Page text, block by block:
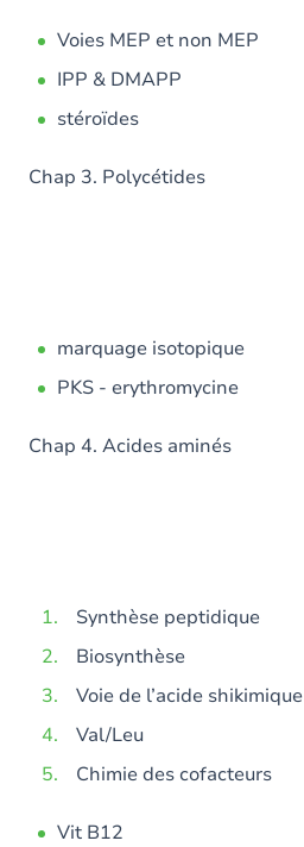
Voies MEP et non MEP
IPP & DMAPP
stéroïdes
Chap 3. Polycétides
marquage isotopique
PKS - erythromycine
Chap 4. Acides aminés
Synthèse peptidique
Biosynthèse
Voie de l’acide shikimique
Val/Leu
Chimie des cofacteurs
Vit B12